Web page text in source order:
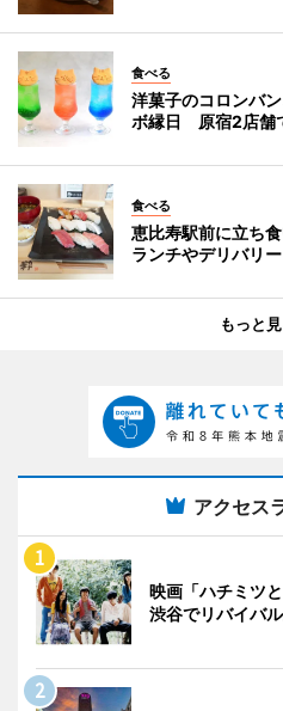
食べる
洋菓子のコロンバ
ボ縁日 原宿2店舗
食べる
恵比寿駅前に立ち
ランチやデリバリ
もっと
アクセス
映画「ハチミツ
渋谷でリバイバ